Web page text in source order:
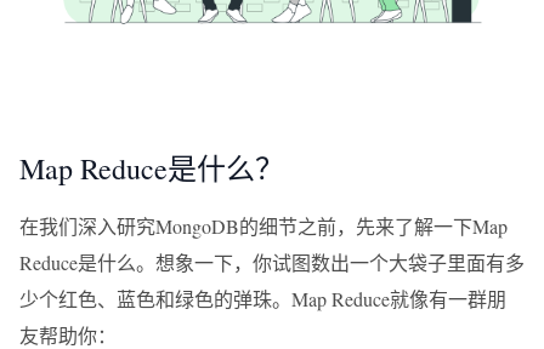
Map Reduce是什么？
在我们深入研究MongoDB的细节之前，先来了解一下Map
Reduce是什么。想象一下，你试图数出一个大袋子里面有多
少个红色、蓝色和绿色的弹珠。Map Reduce就像有一群朋
友帮助你：